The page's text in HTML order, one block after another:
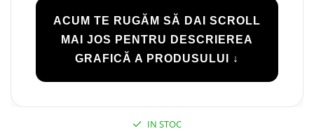
ACUM TE RUGĂM SĂ DAI SCROLL
MAI JOS PENTRU DESCRIEREA
GRAFICĂ A PRODUSULUI ↓
IN STOC